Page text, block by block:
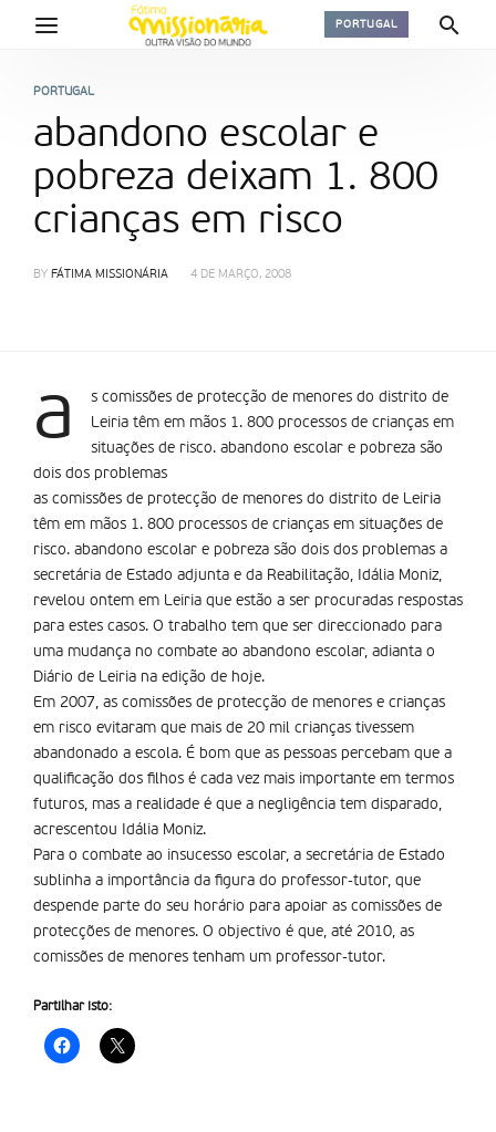
PORTUGAL
PORTUGAL
abandono escolar e
pobreza deixam 1. 800
crianças em risco
BY FÁTIMA MISSIONÁRIA 4 DE MARÇO, 2008
a
s comissões de protecção de menores do distrito de
Leiria têm em mãos 1. 800 processos de crianças em
situações de risco. abandono escolar e pobreza são
dois dos problemas
as comissões de protecção de menores do distrito de Leiria
têm em mãos 1. 800 processos de crianças em situações de
risco. abandono escolar e pobreza são dois dos problemas a
secretária de Estado adjunta e da Reabilitação, Idália Moniz,
revelou ontem em Leiria que estão a ser procuradas respostas
para estes casos. O trabalho tem que ser direccionado para
uma mudança no combate ao abandono escolar, adianta o
Diário de Leiria na edição de hoje.
Em 2007, as comissões de protecção de menores e crianças
em risco evitaram que mais de 20 mil crianças tivessem
abandonado a escola. É bom que as pessoas percebam que a
qualificação dos filhos é cada vez mais importante em termos
futuros, mas a realidade é que a negligência tem disparado,
acrescentou Idália Moniz.
Para o combate ao insucesso escolar, a secretária de Estado
sublinha a importância da figura do professor-tutor, que
despende parte do seu horário para apoiar as comissões de
protecções de menores. O objectivo é que, até 2010, as
comissões de menores tenham um professor-tutor.
Partilhar isto: